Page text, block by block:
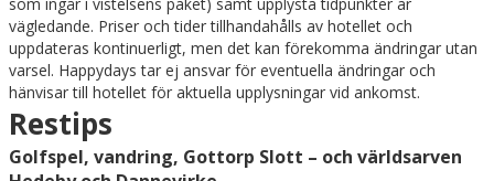
som ingår i vistelsens paket) samt upplysta tidpunkter är
vägledande. Priser och tider tillhandahålls av hotellet och
uppdateras kontinuerligt, men det kan förekomma ändringar utan
varsel. Happydays tar ej ansvar för eventuella ändringar och
hänvisar till hotellet för aktuella upplysningar vid ankomst.
Restips
Golfspel, vandring, Gottorp Slott – och världsarven